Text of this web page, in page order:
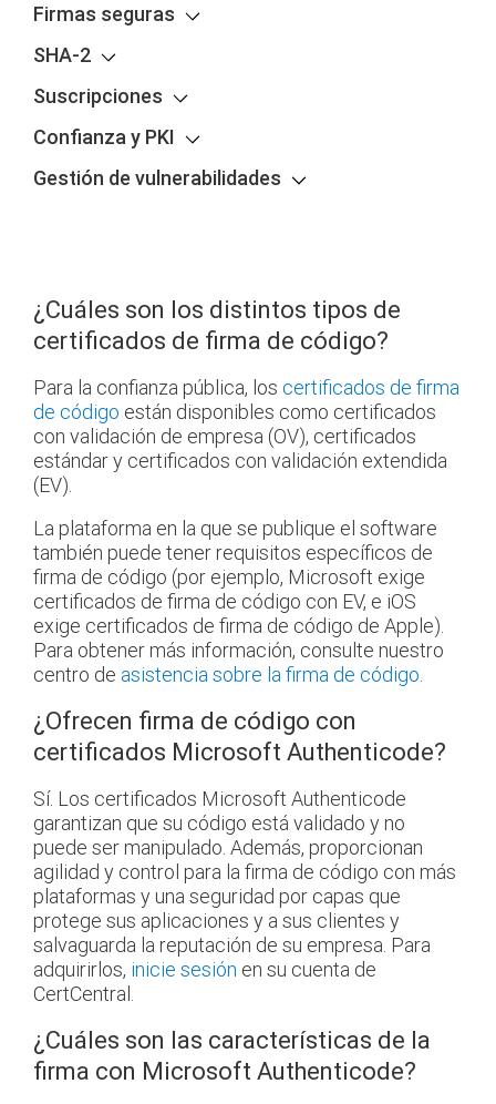
Firmas seguras
SHA-2
Suscripciones
Confianza y PKI
Gestión de vulnerabilidades
¿Cuáles son los distintos tipos de
certificados de firma de código?
Para la confianza pública, los certificados de firma
de código están disponibles como certificados
con validación de empresa (OV), certificados
estándar y certificados con validación extendida
(EV).
La plataforma en la que se publique el software
también puede tener requisitos específicos de
firma de código (por ejemplo, Microsoft exige
certificados de firma de código con EV, e iOS
exige certificados de firma de código de Apple).
Para obtener más información, consulte nuestro
centro de asistencia sobre la firma de código.
¿Ofrecen firma de código con
certificados Microsoft Authenticode?
Sí. Los certificados Microsoft Authenticode
garantizan que su código está validado y no
puede ser manipulado. Además, proporcionan
agilidad y control para la firma de código con más
plataformas y una seguridad por capas que
protege sus aplicaciones y a sus clientes y
salvaguarda la reputación de su empresa. Para
adquirirlos, inicie sesión en su cuenta de
CertCentral.
¿Cuáles son las características de la
firma con Microsoft Authenticode?